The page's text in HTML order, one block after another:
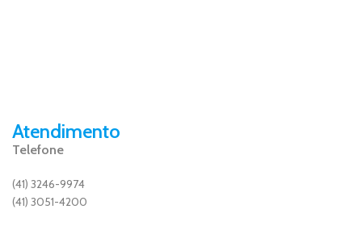
Atendimento
Telefone
(41) 3246-9974
(41) 3051-4200